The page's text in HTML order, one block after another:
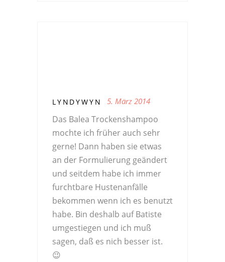
LYNDYWYN 5. März 2014
Das Balea Trockenshampoo
mochte ich früher auch sehr
gerne! Dann haben sie etwas
an der Formulierung geändert
und seitdem habe ich immer
furchtbare Hustenanfälle
bekommen wenn ich es benutzt
habe. Bin deshalb auf Batiste
umgestiegen und ich muß
sagen, daß es nich besser ist.
😉